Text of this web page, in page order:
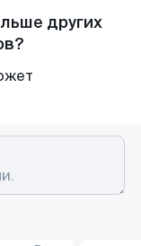
других